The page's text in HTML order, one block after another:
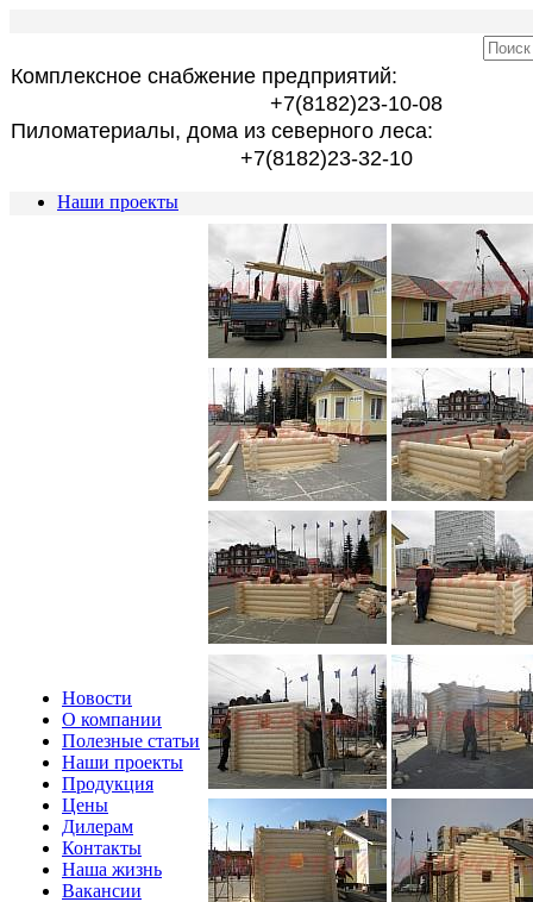
Комплексное снабжение предприятий:
+7(8182)23-10-08
Пиломатериалы, дома из северного леса:
+7(8182)23-32-10
Наши проекты
Новости
О компании
Полезные статьи
Наши проекты
Продукция
Цены
Дилерам
Контакты
Наша жизнь
Вакансии